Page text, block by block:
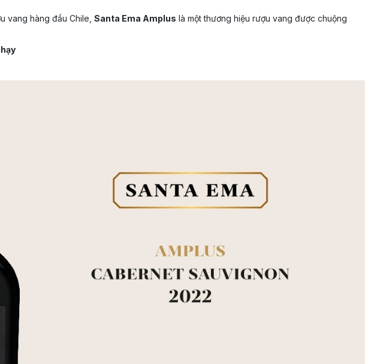
vang hàng đầu Chile, Santa Ema Amplus là một thương hiệu rượu vang được chuộng